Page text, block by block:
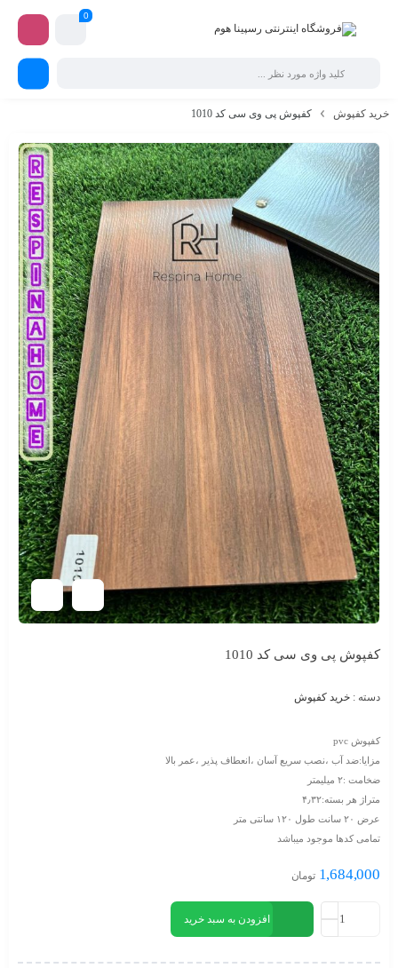
0
خرید کفپوش کفپوش پی وی سی کد 1010
کفپوش پی وی سی کد 1010
دسته : خرید کفپوش
کفپوش pvc
مزایا:ضد آب ،نصب سریع آسان ،انعطاف پذیر ،عمر بالا
ضخامت :۲ میلیمتر
متراژ هر بسته:۴٫۳۲
عرض ۲۰ سانت طول ۱۲۰ سانتی متر
تمامی کدها موجود میباشد
1,684,000 تومان
افزودن به سبد خرید